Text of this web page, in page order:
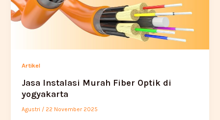
Artikel
Jasa Instalasi Murah Fiber Optik di
yogyakarta
Agustri / 22 November 2025